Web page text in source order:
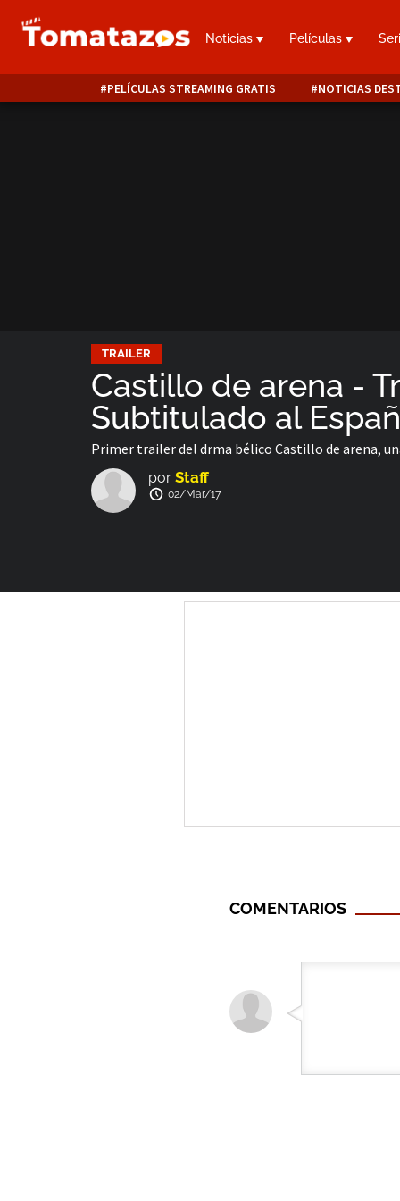
Noticias Películas
PELÍCULAS STREAMING GRATIS NOTICIAS
TRAILER
Castillo de arena -
Subtitulado al
Primer trailer del drma bélico Castillo de arena,
por Staff
02/Mar/17
COMENTARIOS